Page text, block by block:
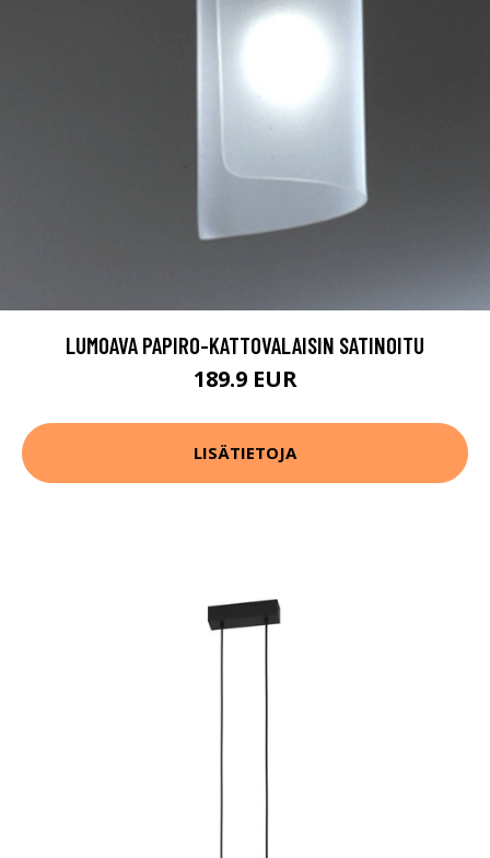
LUMOAVA PAPIRO-KATTOVALAISIN SATINOITU
189.9 EUR
LISÄTIETOJA